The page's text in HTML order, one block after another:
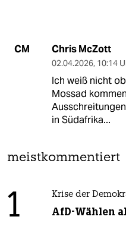
CM Chris McZott
02.04.2026, 10:14
Ich weiß nicht
Mossad
in Südafrika...
meistkommentiert
1 Krise der
AfD-Wählen